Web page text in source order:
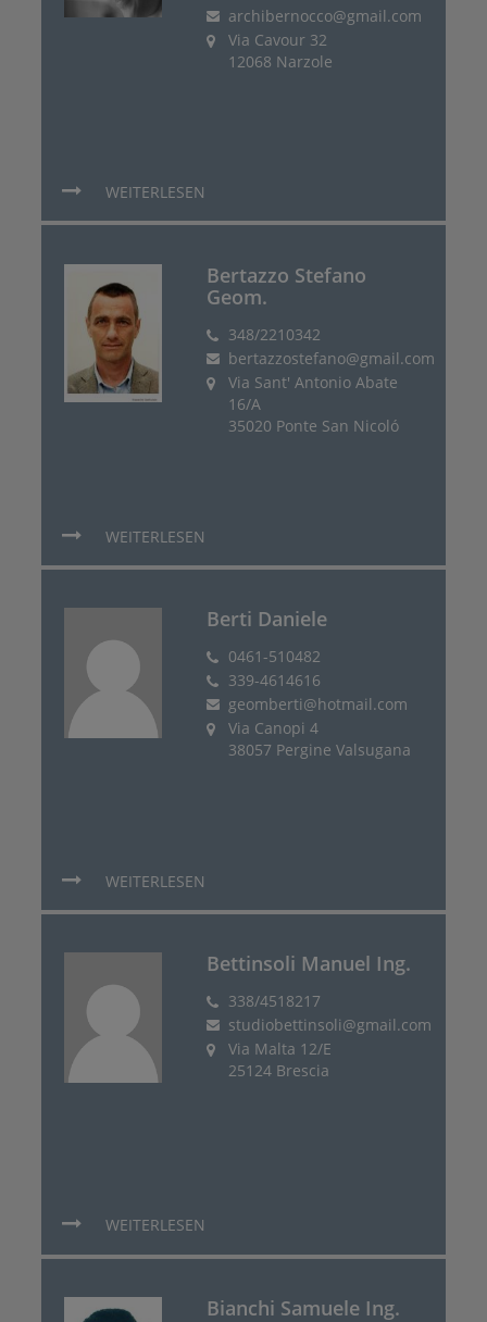
archibernocco@gmail.com
Via Cavour 32
12068 Narzole
WEITERLESEN
Bertazzo Stefano
Geom.
348/2210342
bertazzostefano@gmail.com
Via Sant' Antonio Abate
16/A
35020 Ponte San Nicoló
WEITERLESEN
Berti Daniele
0461-510482
339-4614616
geomberti@hotmail.com
Via Canopi 4
38057 Pergine Valsugana
WEITERLESEN
Bettinsoli Manuel Ing.
338/4518217
studiobettinsoli@gmail.com
Via Malta 12/E
25124 Brescia
WEITERLESEN
Bianchi Samuele Ing.